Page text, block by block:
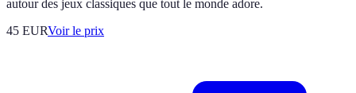
autour des jeux classiques que tout le monde adore.
45 EURVoir le prix